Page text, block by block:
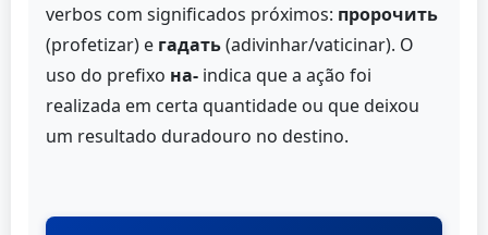
verbos com significados próximos: пророчить
(profetizar) e гадать(adivinhar/vaticinar). O
uso do prefixo на- indica que a ação foi
realizada em certa quantidade ou que deixou
um resultado duradouro no destino.